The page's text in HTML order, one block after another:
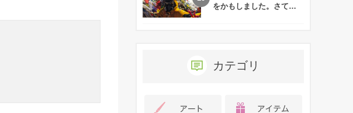
をかもしました。さて、
カテゴリ